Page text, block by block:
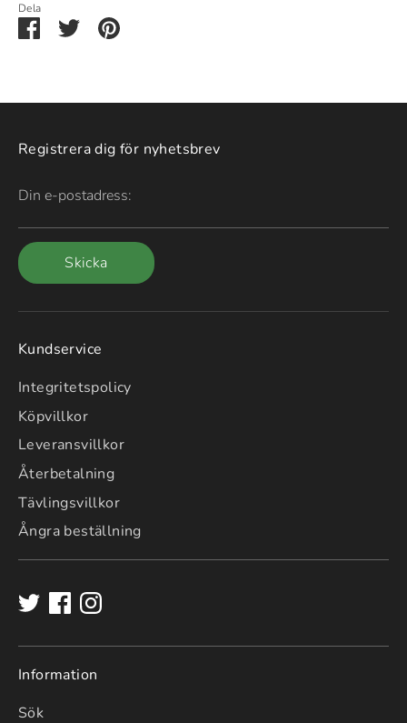
Dela
Dela Dela Pin
Registrera dig för nyhetsbrev
Din e-postadress:
Skicka
Kundservice
Integritetspolicy
Köpvillkor
Leveransvillkor
Återbetalning
Tävlingsvillkor
Ångra beställning
Information
Sök